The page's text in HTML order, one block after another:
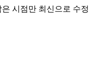
시점만 최신으로 수정